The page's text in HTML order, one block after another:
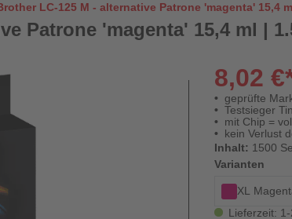
LC-125 M - alternative Patrone 'magenta' 15,4
Patrone 'magenta' 15,4 ml |
8,02
geprüfte
Testsieger
mit Chip =
kein Verlust
Inhalt: 1500
Varianten
XL
Lieferzeit: